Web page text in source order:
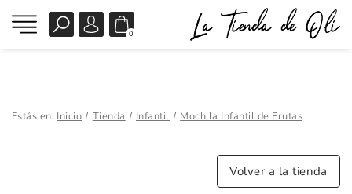
0
Estás en: Inicio Tienda Infantil Mochila Infantil de Frutas
Volver a la tienda